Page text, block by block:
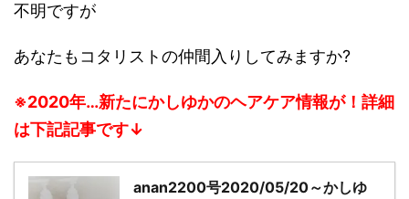
不明ですが
あなたもコタリストの仲間入りしてみますか?
※2020年…新たにかしゆかのヘアケア情報が！詳細
は下記記事です↓
anan2200号2020/05/20～かしゆ